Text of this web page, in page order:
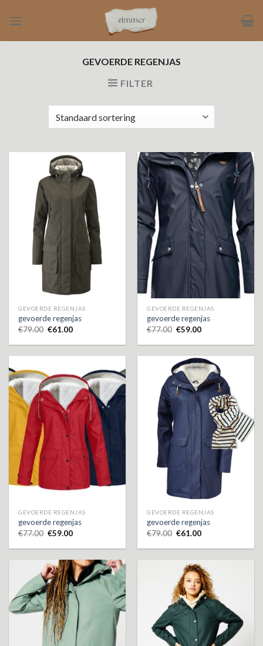
naar
GEVOERDE REGENJAS
FILTER
GEVOERDE REGENJAS
gevoerde regenjas
€79.00 €61.00
GEVOERDE REGENJAS
gevoerde regenjas
€77.00 €59.00
GEVOERDE REGENJAS
gevoerde regenjas
€77.00 €59.00
GEVOERDE REGENJAS
gevoerde regenjas
€79.00 €61.00